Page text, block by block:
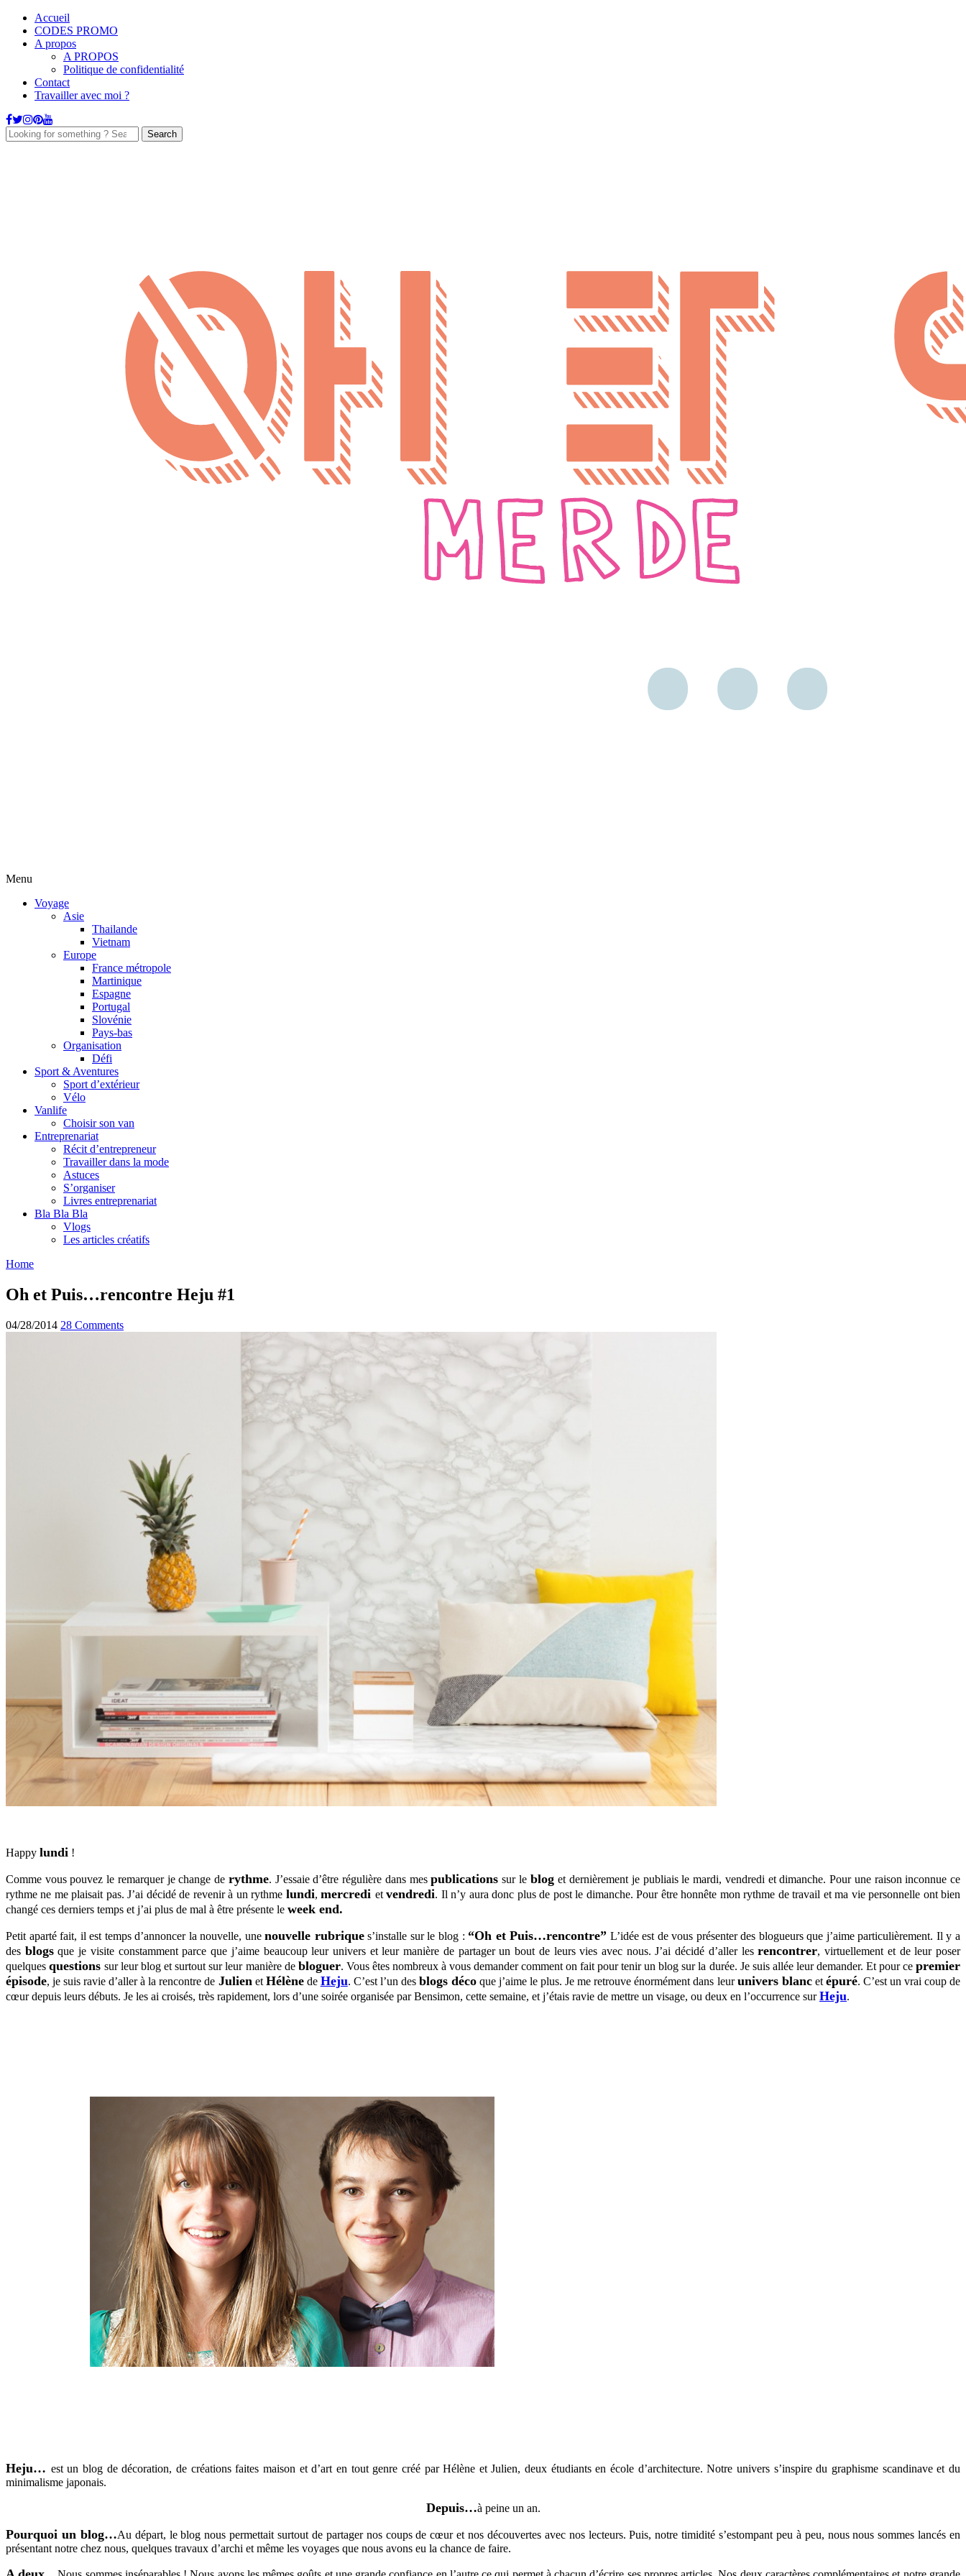
Accueil
CODES PROMO
A propos
A PROPOS
Politique de confidentialité
Contact
Travailler avec moi ?
Menu
Voyage
Asie
Thailande
Vietnam
Europe
France métropole
Martinique
Espagne
Portugal
Slovénie
Pays-bas
Organisation
Défi
Sport & Aventures
Sport d’extérieur
Vélo
Vanlife
Choisir son van
Entreprenariat
Récit d’entrepreneur
Travailler dans la mode
Astuces
S’organiser
Livres entreprenariat
Bla Bla Bla
Vlogs
Les articles créatifs
Home
Oh et Puis…rencontre Heju #1
04/28/2014 28 Comments
Happy lundi !
Comme vous pouvez le remarquer je change de rythme. J’essaie d’être régulière dans mespublications sur le blog et dernièrement je publiais le mardi, vendredi et dimanche. Pour une raison inconnue ce
rythme ne me plaisait pas. J’ai décidé de revenir à un rythme lundi,mercredi etvendredi. Il n’y aura donc plus de post le dimanche. Pour être honnête mon rythme de travail et ma vie personnelle ont bien
changé ces derniers temps et j’ai plus de mal à être présente le week end.
Petit aparté fait, il est temps d’annoncer la nouvelle, unenouvelle rubriques’installe sur le blog : “Oh et Puis…rencontre” L’idée est de vous présenter des blogueurs que j’aime particulièrement. Il y a
des blogsque je visite constamment parce que j’aime beaucoup leur univers et leur manière de partager un bout de leurs vies avec nous. J’ai décidé d’aller lesrencontrer, virtuellement et de leur poser
quelquesquestions sur leur blog et surtout sur leur manière de bloguer. Vous êtes nombreux à vous demander comment on fait pour tenir un blog sur la durée. Je suis allée leur demander. Et pour cepremier
épisode, je suis ravie d’aller à la rencontre de Julien et Hélènede Heju. C’est l’un des blogs déco que j’aime le plus. Je me retrouve énormément dans leurunivers blancet épuré. C’est un vrai coup de
cœur depuis leurs débuts. Je les ai croisés, très rapidement, lors d’une soirée organisée par Bensimon, cette semaine, et j’étais ravie de mettre un visage, ou deux en l’occurrence surHeju.
Heju… est un blog de décoration, de créations faites maison et d’art en tout genre créé par Hélène et Julien, deux étudiants en école d’architecture. Notre univers s’inspire du graphisme scandinave et du
minimalisme japonais.
Depuis…à peine un an.
Pourquoi un blog…Au départ, le blog nous permettait surtout de partager nos coups de cœur et nos découvertes avec nos lecteurs. Puis, notre timidité s’estompant peu à peu, nous nous sommes lancés en
présentant notre chez nous, quelques travaux d’archi et même les voyages que nous avons eu la chance de faire.